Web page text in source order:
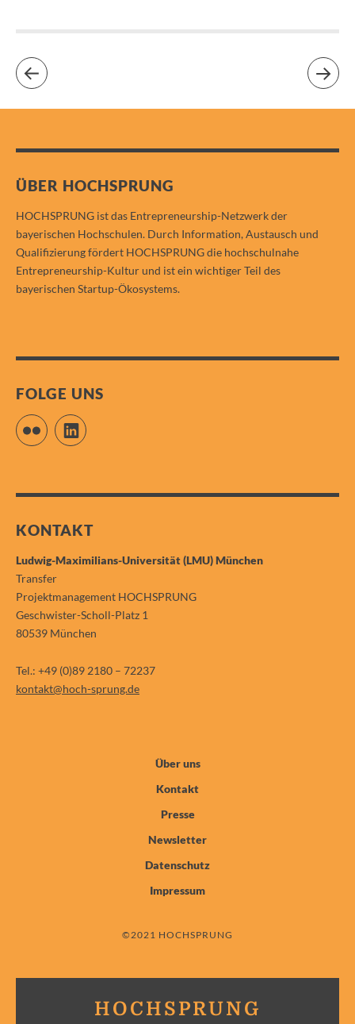
ÜBER HOCHSPRUNG
HOCHSPRUNG ist das Entrepreneurship-Netzwerk der
bayerischen Hochschulen. Durch Information, Austausch und
Qualifizierung fördert HOCHSPRUNG die hochschulnahe
Entrepreneurship-Kultur und ist ein wichtiger Teil des
bayerischen Startup-Ökosystems.
FOLGE UNS
Flickr LinkedIn
KONTAKT
Ludwig-Maximilians-Universität (LMU) München
Transfer
Projektmanagement HOCHSPRUNG
Geschwister-Scholl-Platz 1
80539 München
Tel.: +49 (0)89 2180 – 72237
kontakt@hoch-sprung.de
Über uns
Kontakt
Presse
Newsletter
Datenschutz
Impressum
©2021 HOCHSPRUNG
HOCHSPRUNG